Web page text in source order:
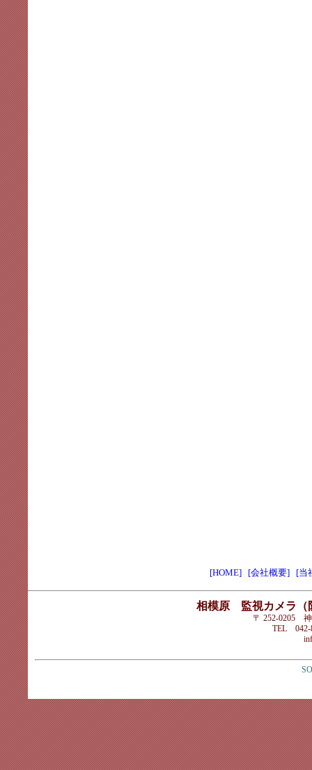
[HOME] [会社概要] [当
相模原 監視カメラ（
〒 252-0205
TEL 042-